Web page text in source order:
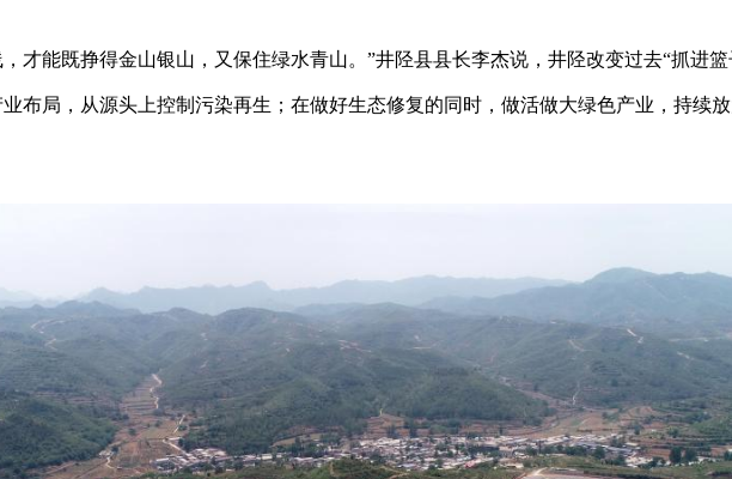
才能既挣得金山银山，又保住绿水青山。”井陉县县长李杰说，井陉改变过去“抓进
布局，从源头上控制污染再生；在做好生态修复的同时，做活做大绿色产业，持续